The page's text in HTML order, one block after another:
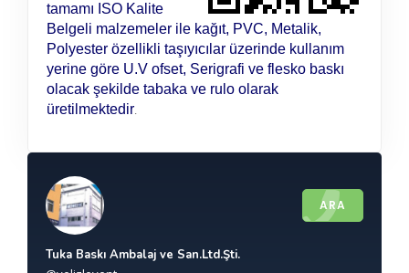
tamamı ISO Kalite
Belgeli malzemeler ile kağıt, PVC, Metalik,
Polyester özellikli taşıyıcılar üzerinde kullanım
yerine göre U.V ofset, Serigrafi ve flesko baskı
olacak şekilde tabaka ve rulo olarak
üretilmektedir.
ARA
Tuka Baskı Ambalaj ve San.Ltd.Şti.